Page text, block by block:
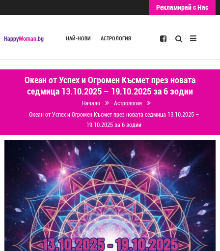
Рекламирай с Нас
HappyWoman.bg НАЙ-НОВИ АСТРОЛОГИЯ Търсене
Океан от Успех и Огромен Късмет през новата
седмица 13.10.2025 – 19.10.2025 за 6 зодии
Начало
Астрология
Океан от Успех и Огромен Късмет през новата седмица 13.10.2025 –
19.10.2025 за 6 зодии